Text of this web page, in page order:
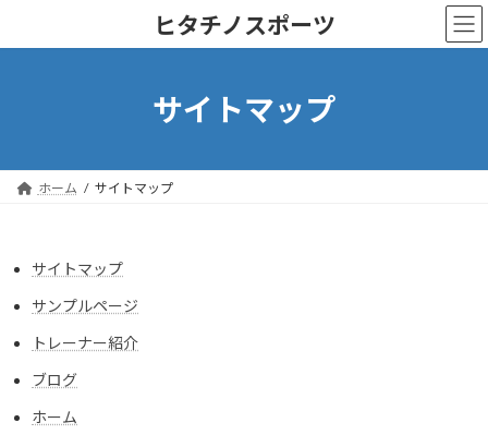
テ
ゲ
ヒタチノスポーツ
サイトマップ
ホーム サイトマップ
サイトマップ
サンプルページ
トレーナー紹介
ブログ
ホーム